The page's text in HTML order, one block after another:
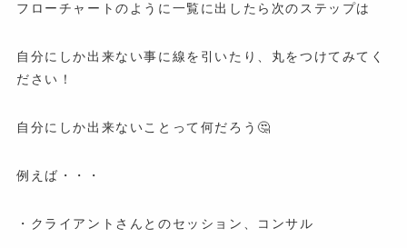
フローチャートのように一覧に出したら次のステップは
自分にしか出来ない事に線を引いたり、丸をつけてみてく
ださい！
自分にしか出来ないことって何だろう🤔
例えば・・・
・クライアントさんとのセッション、コンサル